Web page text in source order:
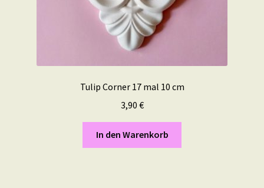
Tulip Corner 17 mal 10 cm
3,90 €
In den Warenkorb